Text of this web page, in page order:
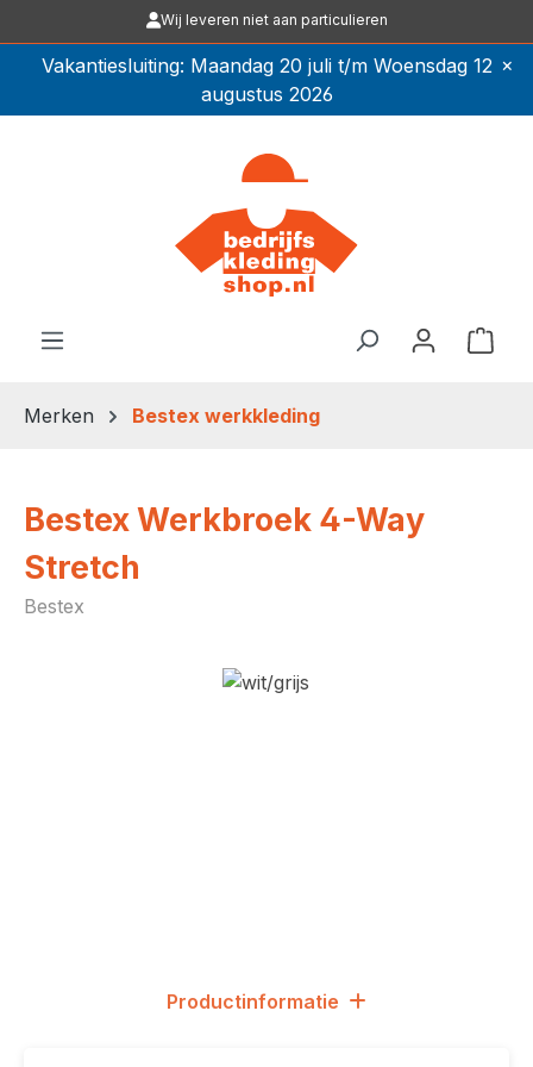
Ga naar de hoofdinhoudWij leveren niet aan particulieren
Vakantiesluiting: Maandag 20 juli t/m Woensdag 12
augustus 2026
×
Merken Bestex werkkleding
Bestex Werkbroek 4-Way
Stretch
Bestex
Afbeeldingengalerij overslaan
Productinformatie